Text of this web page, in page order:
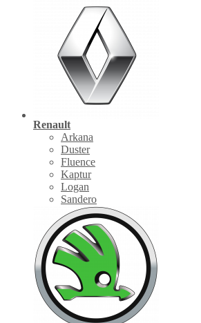
Renault
Arkana
Duster
Fluence
Kaptur
Logan
Sandero